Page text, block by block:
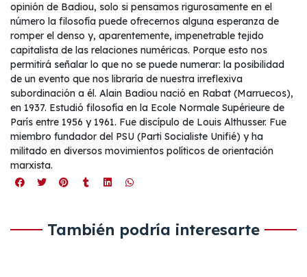
opinión de Badiou, solo si pensamos rigurosamente en el
número la filosofía puede ofrecernos alguna esperanza de
romper el denso y, aparentemente, impenetrable tejido
capitalista de las relaciones numéricas. Porque esto nos
permitirá señalar lo que no se puede numerar: la posibilidad
de un evento que nos libraría de nuestra irreflexiva
subordinación a él. Alain Badiou nació en Rabat (Marruecos),
en 1937. Estudió filosofía en la Ecole Normale Supérieure de
París entre 1956 y 1961. Fue discípulo de Louis Althusser. Fue
miembro fundador del PSU (Parti Socialiste Unifié) y ha
militado en diversos movimientos políticos de orientación
marxista.
También podría interesarte